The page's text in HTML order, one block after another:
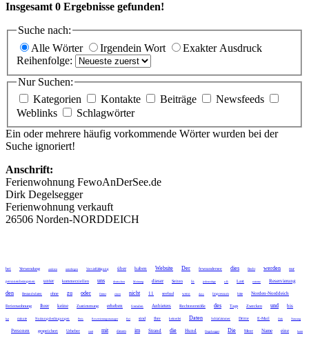
Insgesamt 0 Ergebnisse gefunden!
Suche nach:
Alle Wörter
Irgendein Wort
Exakter Ausdruck
Reihenfolge:
Nur Suchen:
Kategorien
Kontakte Beiträge
Newsfeeds
Weblinks
Schlagwörter
Ein oder mehrere häufig vorkommende Wörter wurden bei der
Suche ignoriert!
Anschrift:
Ferienwohnung FewoAnDerSee.de
Dirk Degelsegger
Ferienwohnung verkauft
26506 Norden-NORDDEICH
bei Verwendung anderen unterliegen Vervielfältigung über haben Website Der fewoandersee dies Recht werden nur
personenbezogenen unter kommerziellen uns deutschen Meinung dieser Seiten In jederzeitige z.B Last externe Reservierung
den Bestandsdaten ohne zu oder Dritter einen nicht 11 seebad wenn dass Impressum bitte Norden-Norddeich
Ferienwohnung Ihrer keine Zustimmung erheben fremden Anbieters Rechtsverstöße des Tags Zwecken und bis
hat minute Nutzungsbedingungen Preis Reservierungsmanager Bei sind Ihre keinerlei Daten Schlafzimmer Dritte E-Mail Dirk Nutzung
Personen gespeichert Urheber statt mit diesem im Strand die Hund Degelsegger Die Meer Name eine kann